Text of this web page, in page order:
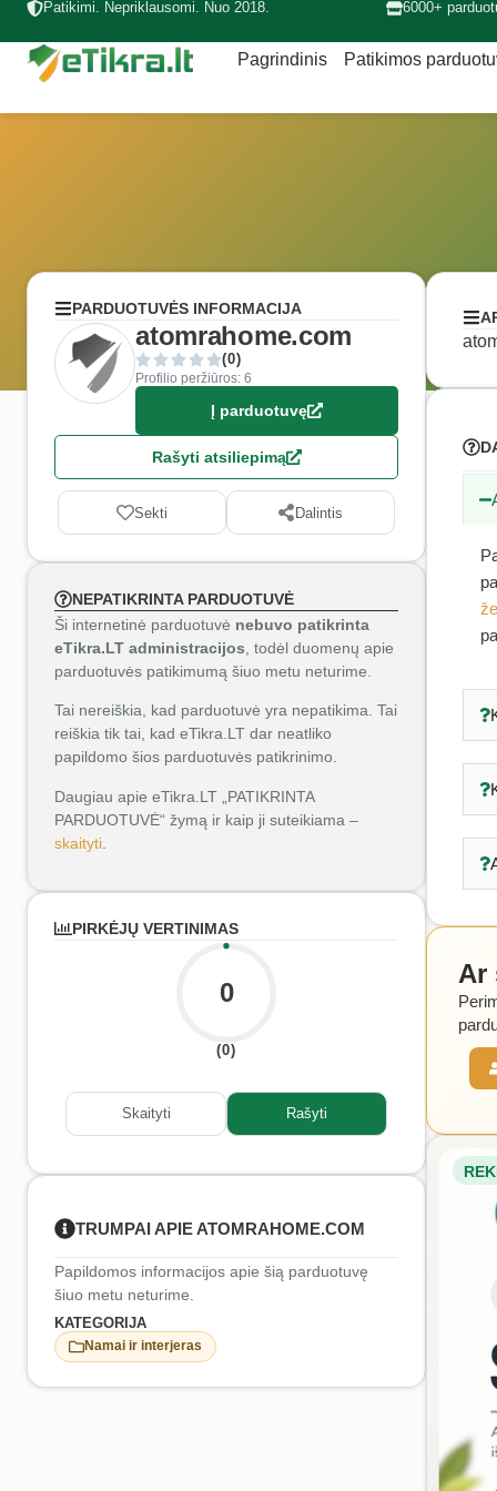
Patikimi. Nepriklausomi. Nuo 2018. 6000+
Pagrindinis Patikimos
PARDUOTUVĖS INFORMACIJA
atomrahome.com
(0)
Profilio peržiūros: 6
Į parduotuvę
Rašyti atsiliepimą
Sekti Dalintis
NEPATIKRINTA PARDUOTUVĖ
Ši internetinė parduotuvė nebuvo patikrinta
eTikra.LT administracijos , todėl duomenų apie
parduotuvės patikimumą šiuo metu neturime.
Tai nereiškia, kad parduotuvė yra nepatikima. Tai
reiškia tik tai, kad eTikra.LT dar neatliko
papildomo šios parduotuvės patikrinimo.
Daugiau apie eTikra.LT „PATIKRINTA
PARDUOTUVĖ“ žymą ir kaip ji suteikiama –
skaityti
PIRKĖJŲ VERTINIMAS
0
(0)
Skaityti Rašyti
TRUMPAI APIE ATOMRAHOME.COM
Papildomos informacijos apie šią parduotuvę
šiuo metu neturime.
KATEGORIJA
Namai ir interjeras
Ar